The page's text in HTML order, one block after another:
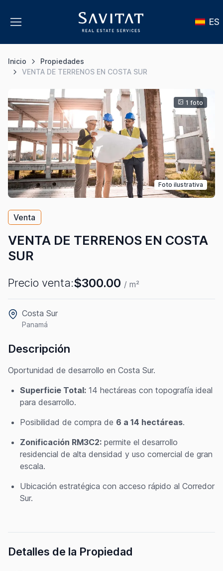
ES
Inicio
Propiedades
VENTA DE TERRENOS EN COSTA SUR
Foto ilustrativa
1 foto
Venta
VENTA DE TERRENOS EN COSTA
SUR
Precio venta:$300.00 / m²
Costa Sur
Panamá
Descripción
Oportunidad de desarrollo en Costa Sur.
Superficie Total: 14 hectáreas con topografía ideal
para desarrollo.
Posibilidad de compra de 6 a 14 hectáreas.
Zonificación RM3C2: permite el desarrollo
residencial de alta densidad y uso comercial de gran
escala.
Ubicación estratégica con acceso rápido al Corredor
Sur.
Detalles de la Propiedad